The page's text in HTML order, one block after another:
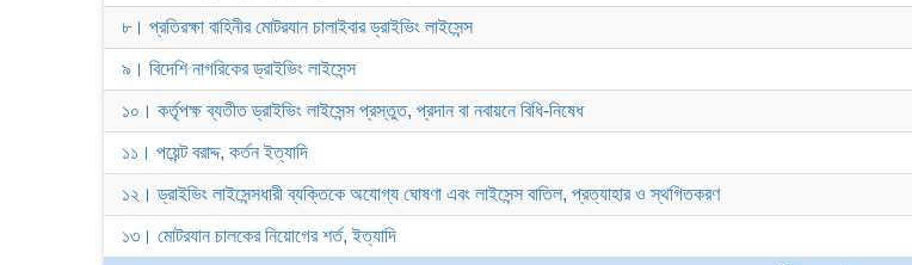
৮। প্রতিরক্ষা বাহিনীর মোটরযান চালাইবার ড্রাইভিং লাইসেন্স
৯। বিদেশি নাগরিকের ড্রাইভিং লাইসেন্স
১০। কর্তৃপক্ষ ব্যতীত ড্রাইভিং লাইসেন্স প্রস্তুত, প্রদান বা নবায়নে বিধি-নিষেধ
১১। পয়েন্ট বরাদ্দ, কর্তন ইত্যাদি
১২। ড্রাইভিং লাইসেন্সধারী ব্যক্তিকে অযোগ্য ঘোষণা এবং লাইসেন্স বাতিল, প্রত্যাহার ও স্থগিতকরণ
১৩। মোটরযান চালকের নিয়োগের শর্ত, ইত্যাদি